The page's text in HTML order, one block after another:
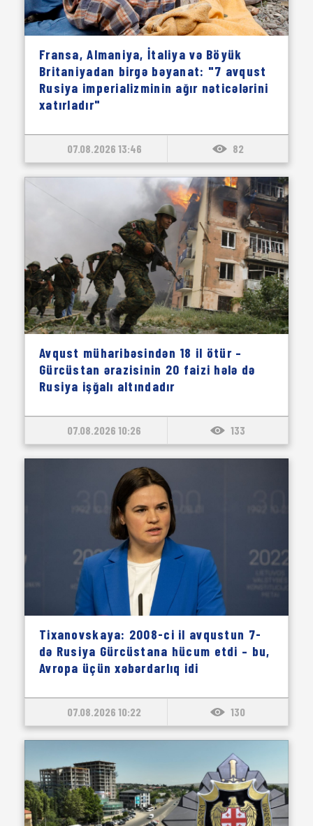
Fransa, Almaniya, İtaliya və Böyük
Britaniyadan birgə bəyanat: "7 avqust
Rusiya imperializminin ağır nəticələrini
xatırladır"
07.08.2026 13:46 82
Avqust müharibəsindən 18 il ötür –
Gürcüstan ərazisinin 20 faizi hələ də
Rusiya işğalı altındadır
07.08.2026 10:26 133
Tixanovskaya: 2008-ci il avqustun 7-
də Rusiya Gürcüstana hücum etdi – bu,
Avropa üçün xəbərdarlıq idi
07.08.2026 10:22 130